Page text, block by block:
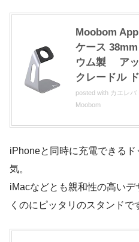
Moobom
ケース
ウム製 アッ
クレードル
posted with カエレバ
Moobom
iPhoneと同時に充電できるド
気。
iMacなどとも親和性の高い
くのにピッタリのスタンドで